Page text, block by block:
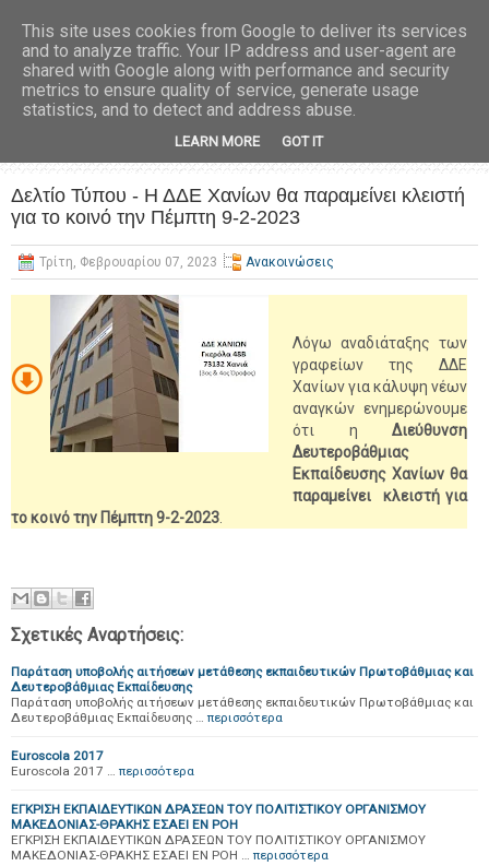
Δελτίο Τύπου - Η ΔΔΕ Χανίων θα παραμείνει κλειστή
για το κοινό την Πέμπτη 9-2-2023
Τρίτη, Φεβρουαρίου 07, 2023 Ανακοινώσεις
Λόγω αναδιάταξης των
γραφείων της ΔΔΕ
Χανίων για κάλυψη νέων
αναγκών ενημερώνουμε
ότι η Διεύθυνση
Δευτεροβάθμιας
Εκπαίδευσης Χανίων θα
παραμείνει κλειστή για
το κοινό την Πέμπτη 9-2-2023
Σχετικές Αναρτήσεις:
Παράταση υποβολής αιτήσεων μετάθεσης εκπαιδευτικών Πρωτοβάθμιας και
Δευτεροβάθμιας Εκπαίδευσης
Παράταση υποβολής αιτήσεων μετάθεσης εκπαιδευτικών Πρωτοβάθμιας και
Δευτεροβάθμιας Εκπαίδευσης … περισσότερα
Euroscola 2017
Euroscola 2017 … περισσότερα
ΕΓΚΡΙΣΗ ΕΚΠΑΙΔΕΥΤΙΚΩΝ ΔΡΑΣΕΩΝ ΤΟΥ ΠΟΛΙΤΙΣΤΙΚΟΥ ΟΡΓΑΝΙΣΜΟΥ
ΜΑΚΕΔΟΝΙΑΣ-ΘΡΑΚΗΣ ΕΣΑΕΙ ΕΝ ΡΟΗ
ΕΓΚΡΙΣΗ ΕΚΠΑΙΔΕΥΤΙΚΩΝ ΔΡΑΣΕΩΝ ΤΟΥ ΠΟΛΙΤΙΣΤΙΚΟΥ ΟΡΓΑΝΙΣΜΟΥ
ΜΑΚΕΔΟΝΙΑΣ-ΘΡΑΚΗΣ ΕΣΑΕΙ ΕΝ ΡΟΗ … περισσότερα
This site uses cookies from Google to deliver its services
and to analyze traffic. Your IP address and user-agent are
shared with Google along with performance and security
metrics to ensure quality of service, generate usage
statistics, and to detect and address abuse.
LEARN MORE GOT IT